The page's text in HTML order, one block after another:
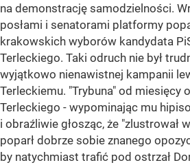
na demonstrację samodzielności.
posłami i senatorami platformy
krakowskich wyborów kandydata
Terleckiego. Taki odruch nie był
wyjątkowo nienawistnej kampanii
Terleckiemu. "Trybuna" od miesięcy
Terleckiego - wypominając mu
i obraźliwie głosząc, że "zlustrował
poparł dobrze sobie znanego
by natychmiast trafić pod ostrzał